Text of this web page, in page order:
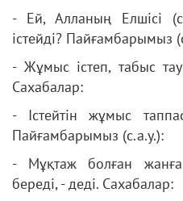
- Ей, Алланың Елшісі
істейді? Пайғамбарымыз
- Жұмыс істеп, табыс
Сахабалар:
- Істейтін жұмыс
Пайғамбарымыз (с.а.у.):
- Мұқтаж болған
береді, - деді. Сахабалар: